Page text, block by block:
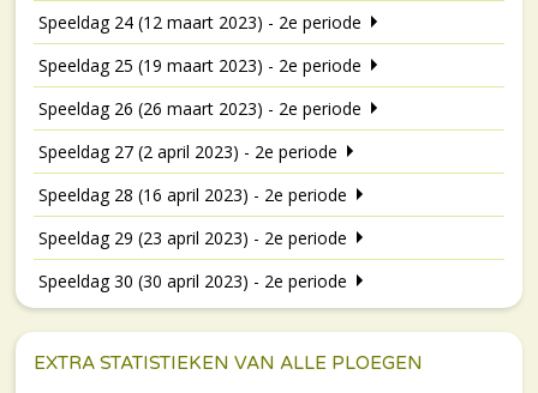
Speeldag 24 (12 maart 2023) - 2e periode
Speeldag 25 (19 maart 2023) - 2e periode
Speeldag 26 (26 maart 2023) - 2e periode
Speeldag 27 (2 april 2023) - 2e periode
Speeldag 28 (16 april 2023) - 2e periode
Speeldag 29 (23 april 2023) - 2e periode
Speeldag 30 (30 april 2023) - 2e periode
EXTRA STATISTIEKEN VAN ALLE PLOEGEN